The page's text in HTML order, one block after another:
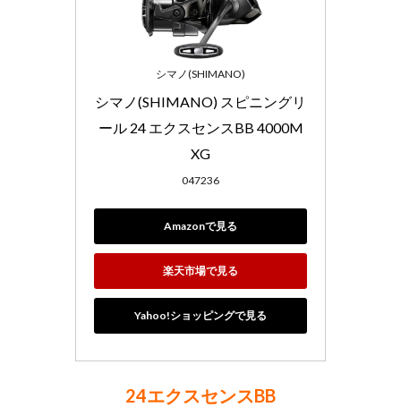
シマノ(SHIMANO)
シマノ(SHIMANO) スピニングリ
ール 24 エクスセンスBB 4000M
XG
047236
Amazonで見る
楽天市場で見る
Yahoo!ショッピングで見る
24エクスセンスBB